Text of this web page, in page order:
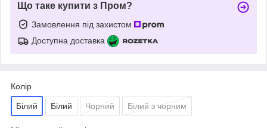
Що таке купити з Пром?
Замовлення під захистом
Доступна доставка
Колір
Білий Білий Чорний Білий з чорним